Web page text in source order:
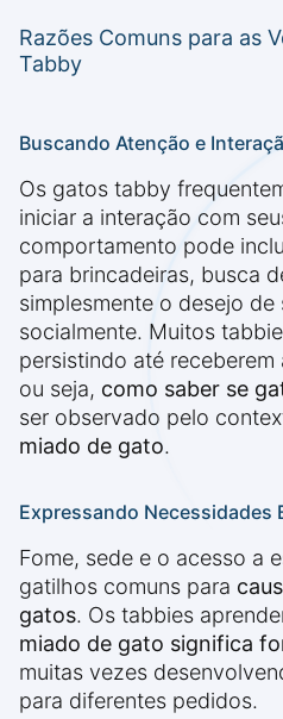
Razões Comuns para as
Tabby
Buscando Atenção e
Os gatos tabby
iniciar a interação com
comportamento pode
para brincadeiras, busca
simplesmente o desejo de
socialmente. Muitos
persistindo até
ou seja, como saber se
ser observado pelo
miado de gato.
Expressando Necessidades
Fome, sede e o acesso a
gatilhos comuns para
gatos. Os tabbies
miado de gato significa
muitas vezes
para diferentes pedidos.